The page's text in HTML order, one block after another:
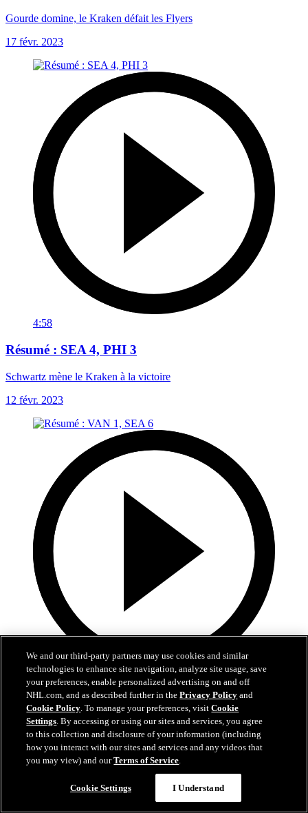
Gourde domine, le Kraken défait les Flyers
17 févr. 2023
4:58
Résumé : SEA 4, PHI 3
Schwartz mène le Kraken à la victoire
12 févr. 2023
4:58
Résumé : VAN 1, SEA 6
Bjorkstrand et le Kraken écrasent les Canucks
26 janv. 2023
We and our third-party partners may use cookies and similar
technologies to enhance site navigation, analyze site usage, save
your preferences, enable personalized advertising on and off
NHL.com, and as described further in thePrivacy Policy and
Cookie Policy. To manage your preferences, visitCookie
Settings. By accessing or using our sites and services, you agree
to this collection and disclosure of your information (including
how you interact with our sites and services and any videos that
you may view) and ourTerms of Service.
Cookie Settings I Understand